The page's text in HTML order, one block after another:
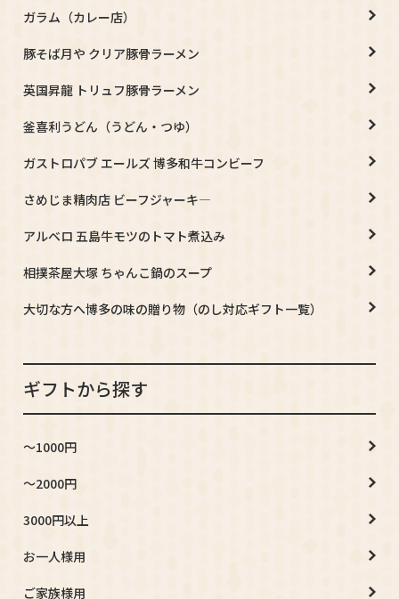
ガラム（カレー店）
豚そば月や クリア豚骨ラーメン
英国昇龍 トリュフ豚骨ラーメン
釜喜利うどん（うどん・つゆ）
ガストロパブ エールズ 博多和牛コンビーフ
さめじま精肉店 ビーフジャーキ―
アルベロ 五島牛モツのトマト煮込み
相撲茶屋大塚 ちゃんこ鍋のスープ
大切な方へ博多の味の贈り物（のし対応ギフト一覧）
ギフトから探す
～1000円
～2000円
3000円以上
お一人様用
ご家族様用